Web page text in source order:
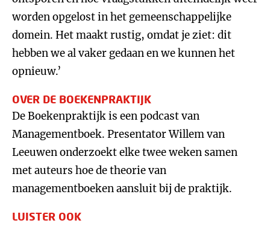
worden opgelost in het gemeenschappelijke
domein. Het maakt rustig, omdat je ziet: dit
hebben we al vaker gedaan en we kunnen het
opnieuw.’
OVER DE BOEKENPRAKTIJK
De Boekenpraktijk is een podcast van
Managementboek. Presentator Willem van
Leeuwen onderzoekt elke twee weken samen
met auteurs hoe de theorie van
managementboeken aansluit bij de praktijk.
LUISTER OOK